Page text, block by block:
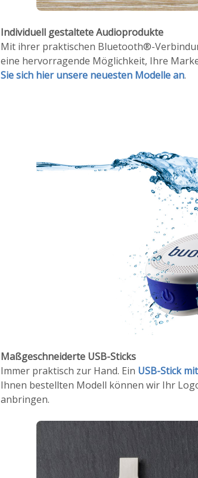
Individuell gestaltete Audioprodukte
Mit ihrer praktischen Bluetooth®-
eine hervorragende Möglichkeit, Ihre
Sie sich hier unsere neuesten Modelle an.
Maßgeschneiderte USB-Sticks
Immer praktisch zur Hand. Ein USB-Stick
Ihnen bestellten Modell können wir Ihr
anbringen.